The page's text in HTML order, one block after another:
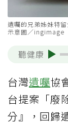
遺囑的兄弟姊妹特
示意圖／ingimage
聽健康
台灣遺囑協
台提案「廢
分』，回歸